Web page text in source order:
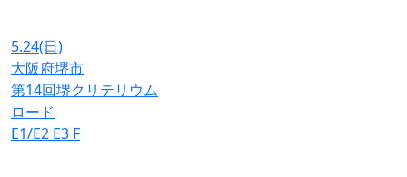
5.24(日)
大阪府堺市
第14回堺クリテリウム
ロード
E1/E2 E3 F